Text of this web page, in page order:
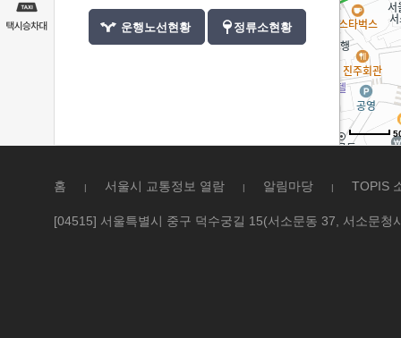
운행노선현황 정류소현황
홈 | 서울시 교통정보 열람 | 알림마당 | TOPIS
[04515] 서울특별시 중구 덕수궁길 15(서소문동 37, 서소문